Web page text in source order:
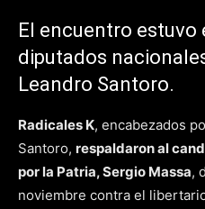
El encuentro estuvo
diputados
Leandro Santoro.
Radicales K, encabezados
Santoro, respaldaron al
por la Patria, Sergio Massa,
noviembre contra el